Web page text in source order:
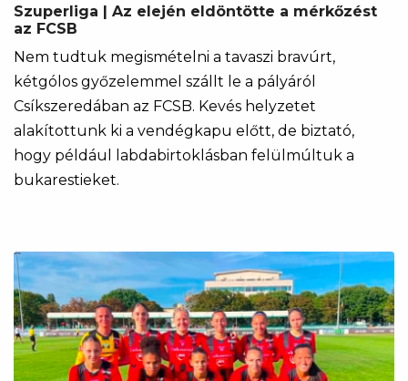
Szuperliga | Az elején eldöntötte a mérkőzést
az FCSB
Nem tudtuk megismételni a tavaszi bravúrt,
kétgólos győzelemmel szállt le a pályáról
Csíkszeredában az FCSB. Kevés helyzetet
alakítottunk ki a vendégkapu előtt, de biztató,
hogy például labdabirtoklásban felülmúltuk a
bukarestieket.